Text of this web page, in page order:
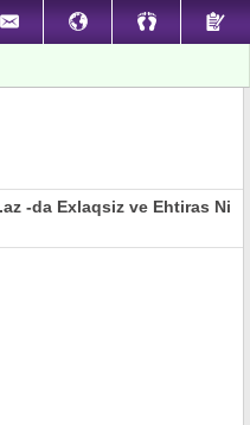
-da Exlaqsiz ve Ehtiras Ni